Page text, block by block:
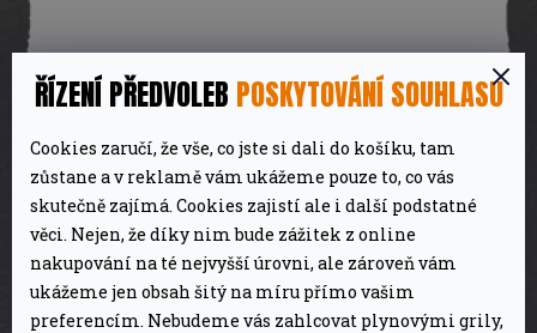
ŘÍZENÍ PŘEDVOLEB POSKYTOVÁNÍ SOUHLASU
Cookies zaručí, že vše, co jste si dali do košíku, tam
zůstane a v reklamě vám ukážeme pouze to, co vás
skutečně zajímá. Cookies zajistí ale i další podstatné
věci. Nejen, že díky nim bude zážitek z online
nakupování na té nejvyšší úrovni, ale zároveň vám
ukážeme jen obsah šitý na míru přímo vašim
preferencím. Nebudeme vás zahlcovat plynovými grily,
Chilli Hořčice
Na dotaz 105 Kč
DETAIL